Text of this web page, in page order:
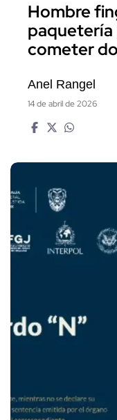
Hombre
paquetería
cometer
Anel Rangel
14 de abril de 2026